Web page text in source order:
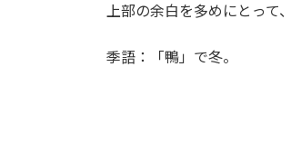
上部の余白を多めにとって
季語：「鴨」で冬。